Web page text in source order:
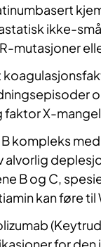
ikke-
mutasjoner
faktor X-
kompleks
alvorlig
B og C,
kan føre